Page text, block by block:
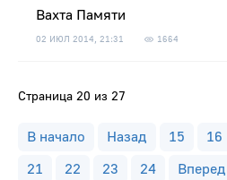
Вахта Памяти
02 ИЮЛ 2014, 21:31 1664
Страница 20 из 27
В начало Назад 15 16
21
22 23 24 Вперед